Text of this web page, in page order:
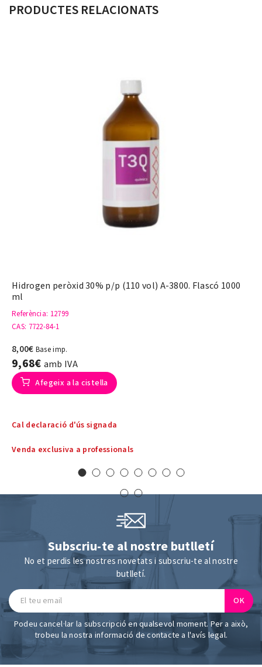
PRODUCTES RELACIONATS
Hidrogen peròxid 30% p/p (110 vol) A-3800. Flascó 1000
ml
Referència: 12799
CAS: 7722-84-1
8,00€ Base imp.
9,68€ amb IVA
Afegeix a la cistella
Cal declaració d'ús signada
Venda exclusiva a professionals
Subscriu-te al nostre butlletí
No et perdis les nostres novetats i subscriu-te al nostre
butlletí.
Podeu cancel·lar la subscripció en qualsevol moment. Per a això,
trobeu la nostra informació de contacte a l'avís legal.